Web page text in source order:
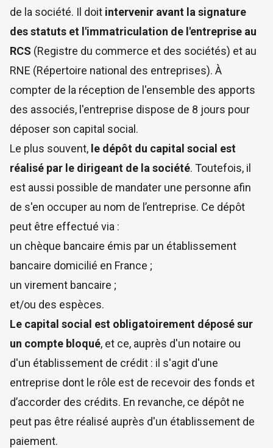
de la société. Il doit intervenir avant la signature
des statuts et l'immatriculation de l'entreprise au
RCS (Registre du commerce et des sociétés) et au
RNE (Répertoire national des entreprises). À
compter de la réception de l'ensemble des apports
des associés, l'entreprise dispose de 8 jours pour
déposer son capital social.
Le plus souvent, le dépôt du capital social est
réalisé par le dirigeant de la société. Toutefois, il
est aussi possible de mandater une personne afin
de s'en occuper au nom de l’entreprise. Ce dépôt
peut être effectué via :
un chèque bancaire émis par un établissement
bancaire domicilié en France ;
un virement bancaire ;
et/ou des espèces.
Le capital social est obligatoirement déposé sur
un compte bloqué, et ce, auprès d'un notaire ou
d'un établissement de crédit : il s'agit d'une
entreprise dont le rôle est de recevoir des fonds et
d’accorder des crédits. En revanche, ce dépôt ne
peut pas être réalisé auprès d'un établissement de
paiement.